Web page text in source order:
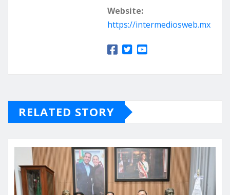
Website:
https://intermediosweb.mx
RELATED STORY